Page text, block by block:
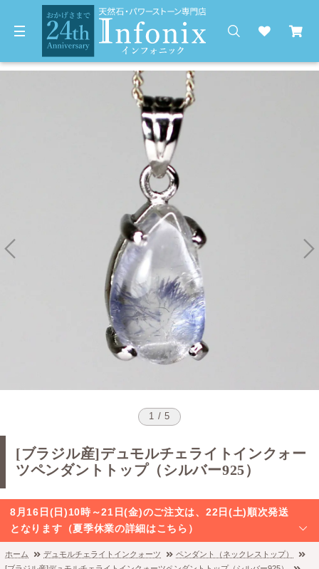
1 / 5
[ブラジル産]デュモルチェライトインクォー
ツペンダントトップ（シルバー925）
8月16日(日)10時～21日(金)のご注文は、22日(土)順次発送
となります（夏季休業の詳細はこちら）
ホーム デュモルチェライトインクォーツ
ペンダント（ネックレストップ）